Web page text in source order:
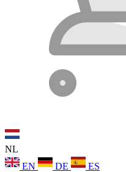
NL
EN
DE ES